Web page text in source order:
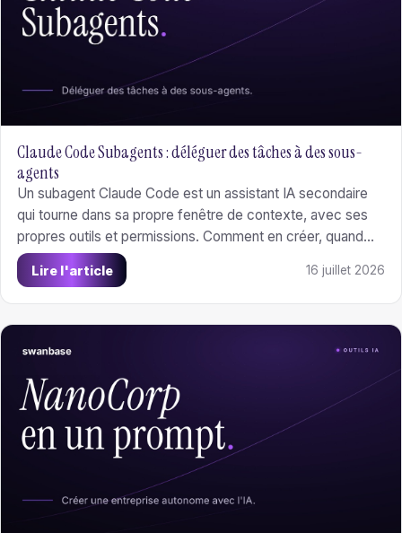
Claude Code Subagents : déléguer des tâches à des sous-
agents
Un subagent Claude Code est un assistant IA secondaire
qui tourne dans sa propre fenêtre de contexte, avec ses
propres outils et permissions. Comment en créer, quand
préférer un subagent à un skill ou un hook, et trois cas
d'usage founder.
Lire l'article 16 juillet 2026